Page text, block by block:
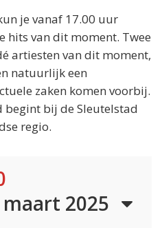
je vanaf 17.00 uur
hits van dit moment. Twee
artiesten van dit moment,
natuurlijk een
zaken komen voorbij.
begint bij de Sleutelstad
regio.
maart 2025